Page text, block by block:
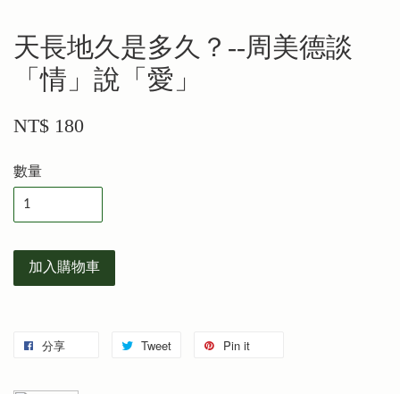
天長地久是多久？--周美德談
「情」說「愛」
NT$ 180
數量
加入購物車
分享 Tweet Pin it